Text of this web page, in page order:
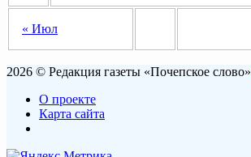
« Июл
2026 © Редакция газеты «Почепское слово»
О проекте
Карта сайта